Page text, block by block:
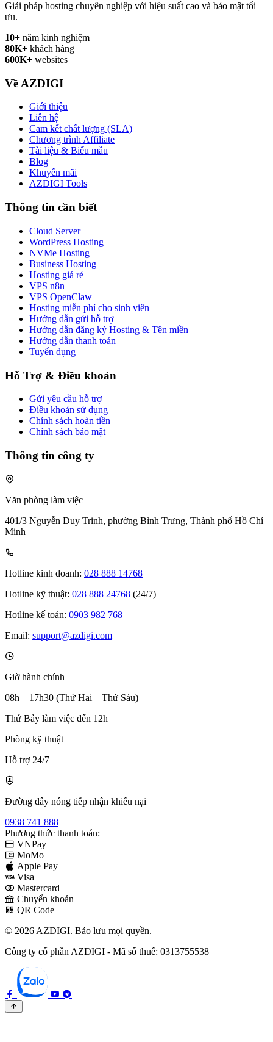
Giải pháp hosting chuyên nghiệp với hiệu suất cao và bảo mật tối
ưu.
10+ năm kinh nghiệm
80K+ khách hàng
600K+ websites
Về AZDIGI
Giới thiệu
Liên hệ
Cam kết chất lượng (SLA)
Chương trình Affiliate
Tài liệu & Biểu mẫu
Blog
Khuyến mãi
AZDIGI Tools
Thông tin cần biết
Cloud Server
WordPress Hosting
NVMe Hosting
Business Hosting
Hosting giá rẻ
VPS n8n
VPS OpenClaw
Hosting miễn phí cho sinh viên
Hướng dẫn gửi hỗ trợ
Hướng dẫn đăng ký Hosting & Tên miền
Hướng dẫn thanh toán
Tuyển dụng
Hỗ Trợ & Điều khoản
Gửi yêu cầu hỗ trợ
Điều khoản sử dụng
Chính sách hoàn tiền
Chính sách bảo mật
Thông tin công ty
Văn phòng làm việc
401/3 Nguyễn Duy Trinh, phường Bình Trưng, Thành phố Hồ Chí
Minh
Hotline kinh doanh: 028 888 14768
Hotline kỹ thuật: 028 888 24768 (24/7)
Hotline kế toán: 0903 982 768
Email: support@azdigi.com
Giờ hành chính
08h – 17h30 (Thứ Hai – Thứ Sáu)
Thứ Bảy làm việc đến 12h
Phòng kỹ thuật
Hỗ trợ 24/7
Đường dây nóng tiếp nhận khiếu nại
0938 741 888
Phương thức thanh toán:
VNPay
MoMo
Apple Pay
Visa
Mastercard
Chuyển khoản
QR Code
© 2026 AZDIGI. Bảo lưu mọi quyền.
Công ty cổ phần AZDIGI - Mã số thuế: 0313755538